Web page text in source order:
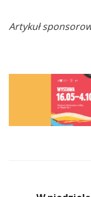
Artykuł